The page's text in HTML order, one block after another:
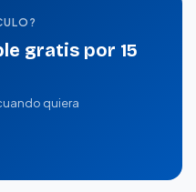
gratis por 15
quiera